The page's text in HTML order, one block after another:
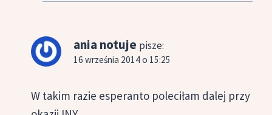
ania notuje pisze:
16 września 2014 o 15:25
W takim razie esperanto poleciłam dalej przy